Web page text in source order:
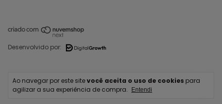
Ao navegar por este sitevocê aceita o uso de cookies para
agilizar a sua experiência de compra.
Entendi
Desenvolvido por:
Todos os direitos reservados.